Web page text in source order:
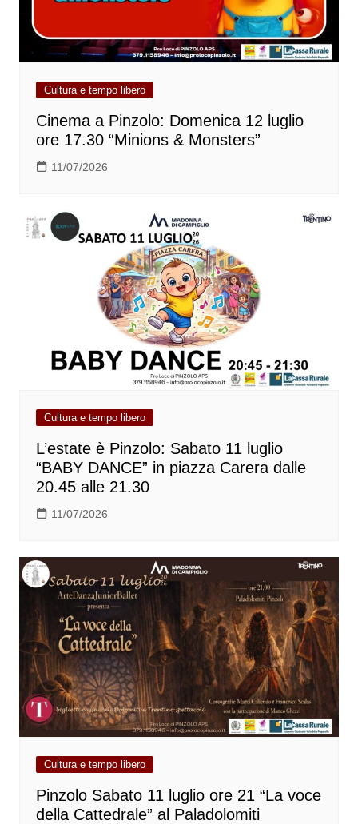
Cultura e tempo libero
Cinema a Pinzolo: Domenica 12 luglio
ore 17.30 “Minions & Monsters”
11/07/2026
Cultura e tempo libero
L’estate è Pinzolo: Sabato 11 luglio
“BABY DANCE” in piazza Carera dalle
20.45 alle 21.30
11/07/2026
Cultura e tempo libero
Pinzolo Sabato 11 luglio ore 21 “La voce
della Cattedrale” al Paladolomiti